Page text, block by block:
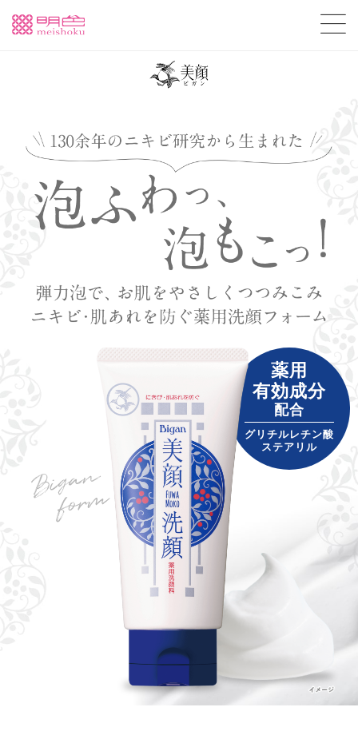
薬用
有効成分
配合
グリチルレチン酸
ステアリル